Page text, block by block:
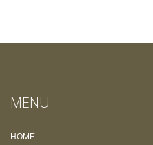
MENU
HOME